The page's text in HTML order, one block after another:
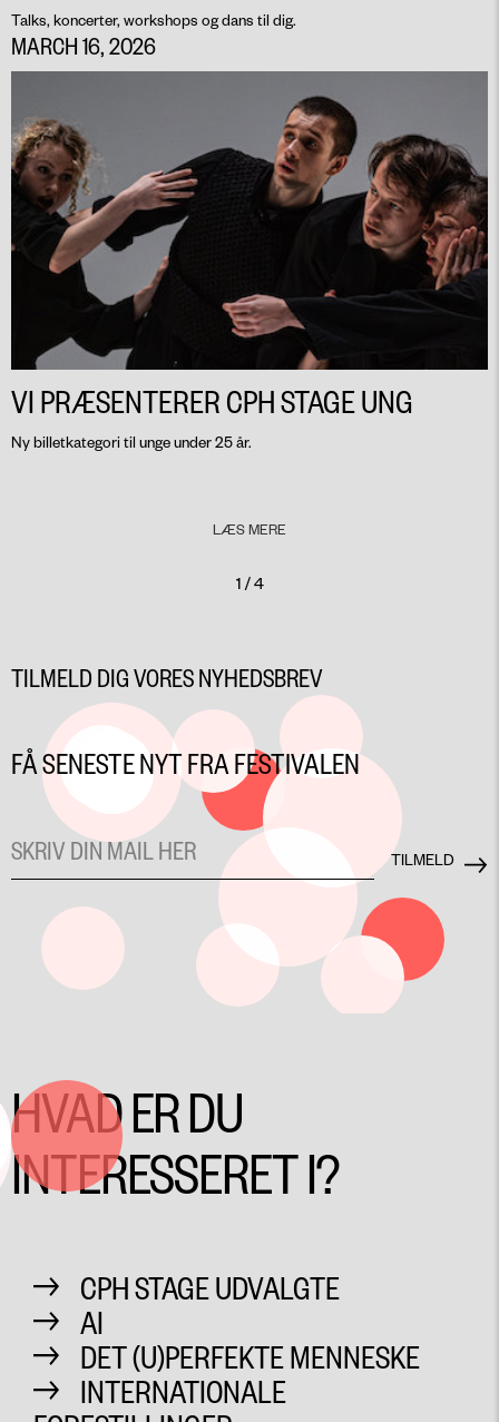
Talks, koncerter, workshops og dans til dig.
MARCH 16, 2026
VI PRÆSENTERER CPH STAGE UNG
Ny billetkategori til unge under 25 år.
LÆS MERE
1 / 4
TILMELD DIG VORES NYHEDSBREV
FÅ SENESTE NYT FRA FESTIVALEN
HVAD ER DU
INTERESSERET I?
CPH STAGE UDVALGTE
AI
DET (U)PERFEKTE MENNESKE
INTERNATIONALE